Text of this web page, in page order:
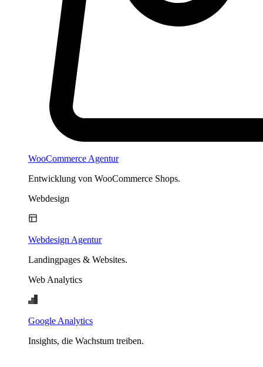
WooCommerce Agentur
Entwicklung von WooCommerce Shops.
Webdesign
Webdesign Agentur
Landingpages & Websites.
Web Analytics
Google Analytics
Insights, die Wachstum treiben.